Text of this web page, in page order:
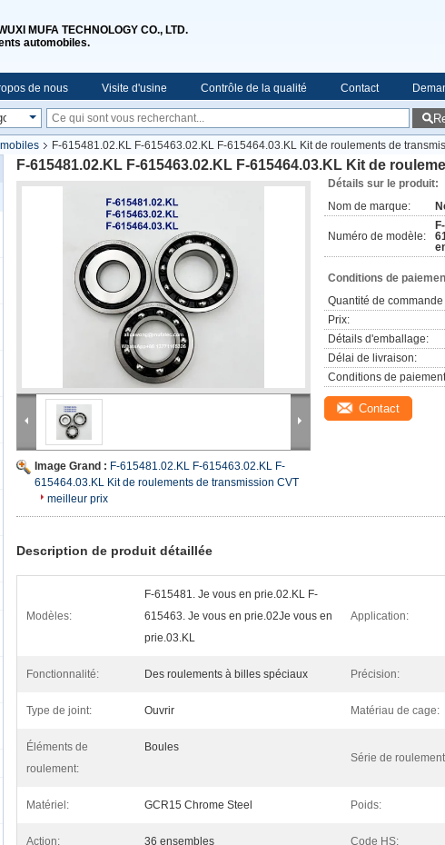
MUFA TECHNOLOGY CO., LTD.
automobiles.
de nous Visite d'usine Contrôle de la qualité Contact
F-615481.02.KL F-615463.02.KL F-615464.03.KL Kit de roulements de
F-615481.02.KL F-615463.02.KL F-615464.03.KL Kit de
Image Grand : F-615481.02.KL F-615463.02.KL F-
615464.03.KL Kit de roulements de transmission CVT
meilleur prix
Détails sur le produit:
Nom de marque:
Numéro de modèle:
Conditions de
Quantité de
Prix:
Détails d'emballage:
Délai de livraison:
Conditions de
Contact
Description de produit détaillée
Modèles:
F-615481. Je vous en prie.02.KL F-
615463. Je vous en prie.02Je vous en
prie.03.KL
Application:
Fonctionnalité: Des roulements à billes spéciaux Précision:
Type de joint: Ouvrir Matériau de cage:
Éléments de
roulement:
Boules
Série de
Matériel: GCR15 Chrome Steel Poids:
Action: 36 ensembles Code HS: